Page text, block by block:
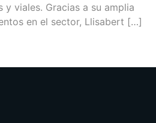
y viales. Gracias a su amplia
en el sector, Llisabert […]